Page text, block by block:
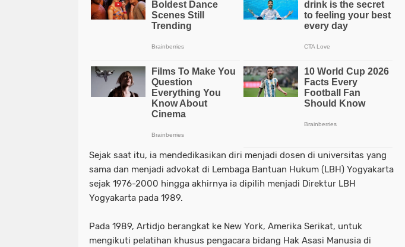
Sejak saat itu, ia mendedikasikan diri menjadi dosen di universitas yang
sama dan menjadi advokat di Lembaga Bantuan Hukum (LBH) Yogyakarta
sejak 1976-2000 hingga akhirnya ia dipilih menjadi Direktur LBH
Yogyakarta pada 1989.
Pada 1989, Artidjo berangkat ke New York, Amerika Serikat, untuk
mengikuti pelatihan khusus pengacara bidang Hak Asasi Manusia di